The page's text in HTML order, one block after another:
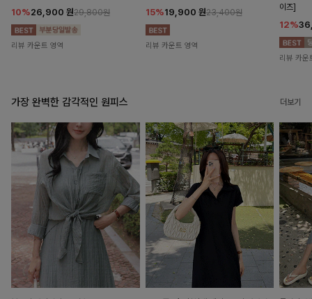
10%26,900 원29,800원
리뷰 카운트 영역
15%19,900 원23,400원
리뷰 카운트 영역
이즈]
12%
리뷰 카운
가장 완벽한 감각적인 원피스 더보기